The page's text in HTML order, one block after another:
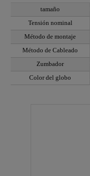
tamaño
Tensión nominal
Método de montaje
Método de Cableado
Zumbador
Color del globo